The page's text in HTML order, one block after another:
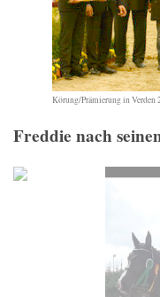
Körung/Prämierung in Verden
Freddie nach